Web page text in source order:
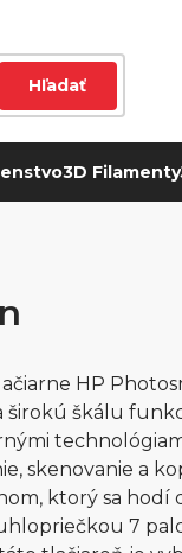
Hľadať
3D Filamenty
HP
škálu
skenovanie a
ktorý sa hodí
7